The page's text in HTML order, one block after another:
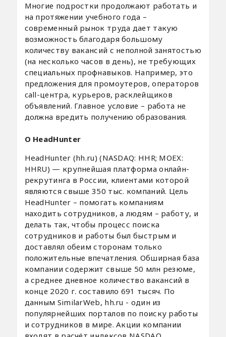
Многие подростки продолжают работать и
на протяжении учебного года –
современный рынок труда дает такую
возможность благодаря большому
количеству вакансий с неполной занятостью
(на несколько часов в день), не требующих
специальных профнавыков. Например, это
предложения для промоутеров, операторов
call-центра, курьеров, расклейщиков
объявлений. Главное условие – работа не
должна вредить получению образования.
О HeadHunter
HeadHunter (hh.ru) (NASDAQ: HHR; MOEX:
HHRU) — крупнейшая платформа онлайн-
рекрутинга в России, клиентами которой
являются свыше 350 тыс. компаний. Цель
HeadHunter – помогать компаниям
находить сотрудников, а людям – работу, и
делать так, чтобы процесс поиска
сотрудников и работы был быстрым и
доставлял обеим сторонам только
положительные впечатления. Обширная база
компании содержит свыше 50 млн резюме,
а среднее дневное количество вакансий в
конце 2020 г. составило 691 тысяч. По
данным SimilarWeb, hh.ru - один из
популярнейших порталов по поиску работы
и сотрудников в мире. Акции компании